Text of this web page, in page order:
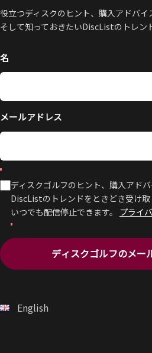
役立つディスクのヒント、購入アドバイ
そして知っておきたいDiscListのトレン
名
メールアドレス
ディスクゴルフのヒント、購入アド
DiscListのトレンドをときどき受け取
いつでも配信停止できます。 プライ
ディスクゴルフのメー
English